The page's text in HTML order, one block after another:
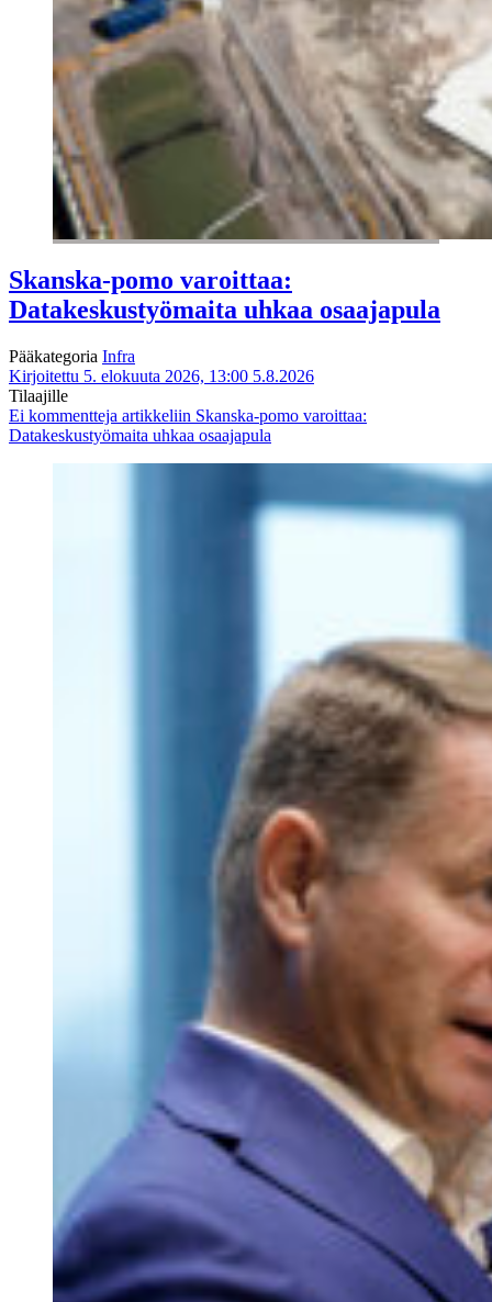
Skanska-pomo varoittaa:
Datakeskustyömaita uhkaa osaajapula
Pääkategoria Infra
Kirjoitettu 5. elokuuta 2026, 13:00 5.8.2026
Tilaajille
Ei kommentteja artikkeliin Skanska-pomo varoittaa:
Datakeskustyömaita uhkaa osaajapula